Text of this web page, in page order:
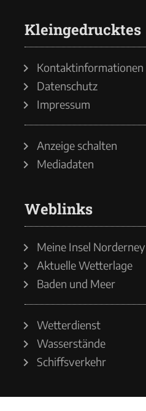
Kleingedrucktes
Kontaktinformationen
Datenschutz
Impressum
Anzeige schalten
Mediadaten
Weblinks
Meine Insel Norderney
Aktuelle Wetterlage
Baden und Meer
Wetterdienst
Wasserstände
Schiffsverkehr